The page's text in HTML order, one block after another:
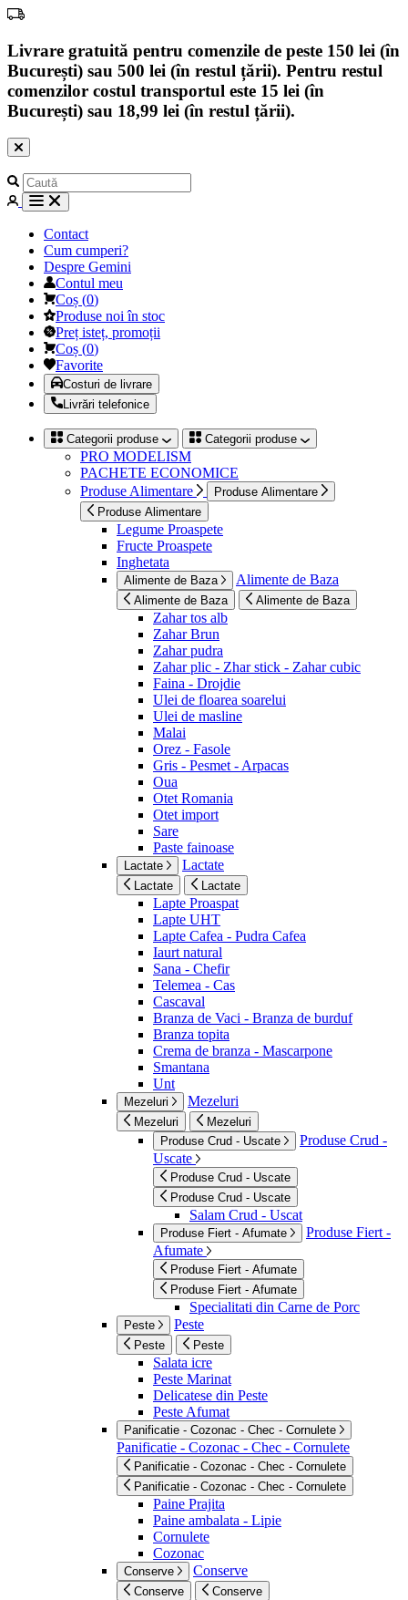
Livrare gratuită pentru comenzile de peste 150 lei (în
București) sau 500 lei (în restul țării). Pentru restul
comenzilor costul transportul este 15 lei (în
București) sau 18,99 lei (în restul țării).
Contact
Cum cumperi?
Despre Gemini
Contul meu
Coș (0)
Produse noi în stoc
Preț isteț, promoții
Coș (0)
Favorite
Costuri de livrare
Livrări telefonice
Categorii produse Categorii produse
PRO MODELISM
PACHETE ECONOMICE
Produse Alimentare
Produse Alimentare
Produse Alimentare
Legume Proaspete
Fructe Proaspete
Inghetata
Alimente de Baza Alimente de Baza
Alimente de Baza Alimente de Baza
Zahar tos alb
Zahar Brun
Zahar pudra
Zahar plic - Zhar stick - Zahar cubic
Faina - Drojdie
Ulei de floarea soarelui
Ulei de masline
Malai
Orez - Fasole
Gris - Pesmet - Arpacas
Oua
Otet Romania
Otet import
Sare
Paste fainoase
Lactate Lactate
Lactate Lactate
Lapte Proaspat
Lapte UHT
Lapte Cafea - Pudra Cafea
Iaurt natural
Sana - Chefir
Telemea - Cas
Cascaval
Branza de Vaci - Branza de burduf
Branza topita
Crema de branza - Mascarpone
Smantana
Unt
Mezeluri Mezeluri
Mezeluri
Mezeluri
Produse Crud - Uscate
Produse Crud -
Uscate
Produse Crud - Uscate
Produse Crud - Uscate
Salam Crud - Uscat
Produse Fiert - Afumate
Produse Fiert -
Afumate
Produse Fiert - Afumate
Produse Fiert - Afumate
Specialitati din Carne de Porc
Peste Peste
Peste Peste
Salata icre
Peste Marinat
Delicatese din Peste
Peste Afumat
Panificatie - Cozonac - Chec - Cornulete
Panificatie - Cozonac - Chec - Cornulete
Panificatie - Cozonac - Chec - Cornulete
Panificatie - Cozonac - Chec - Cornulete
Paine Prajita
Paine ambalata - Lipie
Cornulete
Cozonac
Conserve Conserve
Conserve Conserve